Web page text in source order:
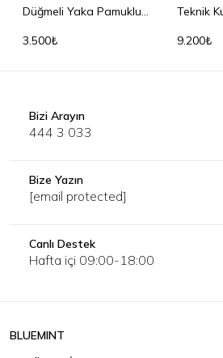
Düğmeli Yaka Pamuklu
3.500₺
Teknik
9.200₺
Bizi Arayın
444 3 033
Bize Yazın
[email protected]
Canlı Destek
Hafta içi 09:00-18:00
BLUEMINT